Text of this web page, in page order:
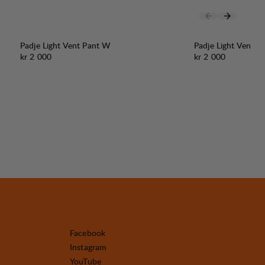
Padje Light Vent Pant W
Pris:
kr 2 000
Padje Light Vent
Pris:
kr 2 000
Facebook
Instagram
YouTube